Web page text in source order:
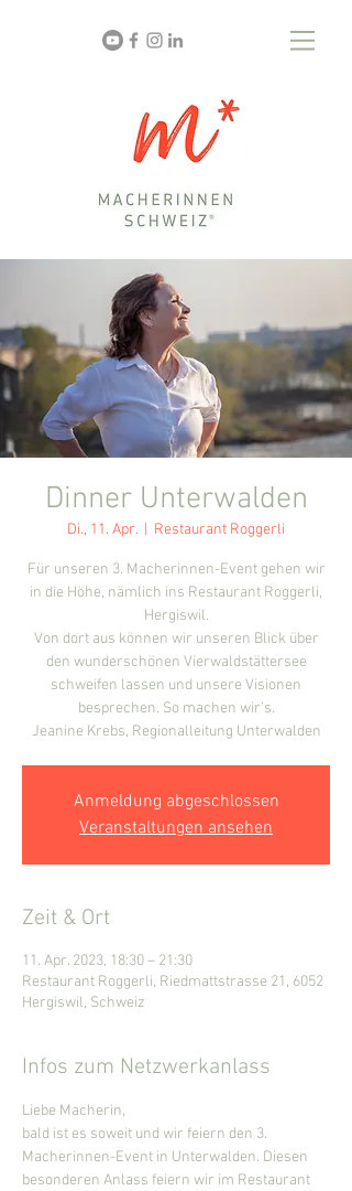
Dinner Unterwalden
Di., 11. Apr. Restaurant Roggerli
Für unseren 3. Macherinnen-Event gehen wir
in die Höhe, nämlich ins Restaurant Roggerli,
Hergiswil.
Von dort aus können wir unseren Blick über
den wunderschönen Vierwaldstättersee
schweifen lassen und unsere Visionen
besprechen. So machen wir’s.
Jeanine Krebs, Regionalleitung Unterwalden
Anmeldung abgeschlossen
Veranstaltungen ansehen
Zeit & Ort
11. Apr. 2023, 18:30 – 21:30
Restaurant Roggerli, Riedmattstrasse 21, 6052
Hergiswil, Schweiz
Infos zum Netzwerkanlass
Liebe Macherin,
bald ist es soweit und wir feiern den 3.
Macherinnen-Event in Unterwalden. Diesen
besonderen Anlass feiern wir im Restaurant